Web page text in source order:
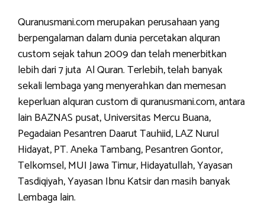
Quranusmani.com merupakan perusahaan yang
berpengalaman dalam dunia percetakan alquran
custom sejak tahun 2009 dan telah menerbitkan
lebih dari 7 juta Al Quran. Terlebih, telah banyak
sekali lembaga yang menyerahkan dan memesan
keperluan alquran custom di quranusmani.com, antara
lain BAZNAS pusat, Universitas Mercu Buana,
Pegadaian Pesantren Daarut Tauhiid, LAZ Nurul
Hidayat, PT. Aneka Tambang, Pesantren Gontor,
Telkomsel, MUI Jawa Timur, Hidayatullah, Yayasan
Tasdiqiyah, Yayasan Ibnu Katsir dan masih banyak
Lembaga lain.